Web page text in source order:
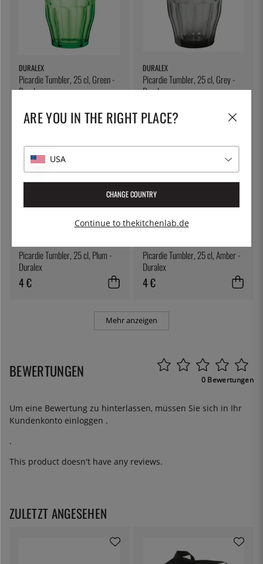
DURALEX
Picardie Tumbler, 25 cl, Green -
Duralex
DURALEX
Picardie Tumbler, 25 cl, Grey -
Duralex
Picardie Tumbler, 25 cl, Plum -
Duralex
4 €
Picardie Tumbler, 25 cl, Amber -
Duralex
4 €
Mehr anzeigen
BEWERTUNGEN 0 Bewertungen
Um eine Bewertung zu hinterlassen, müssen Sie sich in Ihr
Kundenkonto einloggen .
.
This product doesn't have any reviews.
ZULETZT ANGESEHEN
ARE YOU IN THE RIGHT PLACE?
USA
CHANGE COUNTRY
Continue to thekitchenlab.de